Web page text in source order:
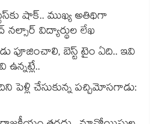
షాక్.. ముఖ్య అతిథిగా
విద్యార్థుల లేఖ
పూజించాలి, బెస్ట్ టైం ఏది.. ఇవి
ఉన్నట్లే..
పెళ్లి చేసుకున్న పచ్చిమోసగాడు: